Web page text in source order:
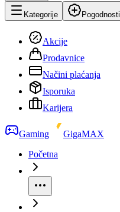
Kategorije Pogodnosti
Akcije
Prodavnice
Načini plaćanja
Isporuka
Karijera
Gaming
GigaMAX
Početna